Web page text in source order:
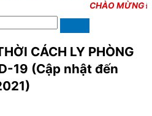
CHÀO MỪNG
CÁCH LY PHÒNG
19 (Cập nhật đến